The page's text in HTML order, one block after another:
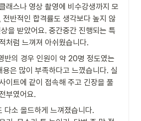
래스나 영상 촬영에 비수강생까지 모
전반적인 합격률도 생각보다 높지 않
을 받았어요. 중간중간 진행되는 특
처럼 느껴져 아쉬웠습니다.
반의 경우 인원이 약 20명 정도였는
용은 많이 부족하다고 느꼈습니다. 실
이트에 같이 접속해 주고 긴장을 풀
부였어요.
다소 올드하게 느껴졌습니다.